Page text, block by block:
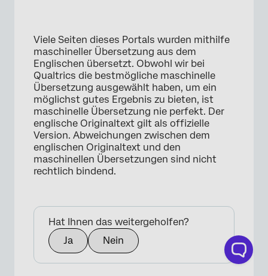
×
Viele Seiten dieses Portals wurden mithilfe
maschineller Übersetzung aus dem
Englischen übersetzt. Obwohl wir bei
Qualtrics die bestmögliche maschinelle
Übersetzung ausgewählt haben, um ein
möglichst gutes Ergebnis zu bieten, ist
maschinelle Übersetzung nie perfekt. Der
englische Originaltext gilt als offizielle
Version. Abweichungen zwischen dem
englischen Originaltext und den
maschinellen Übersetzungen sind nicht
rechtlich bindend.
Hat Ihnen das weitergeholfen?
Ja
Nein